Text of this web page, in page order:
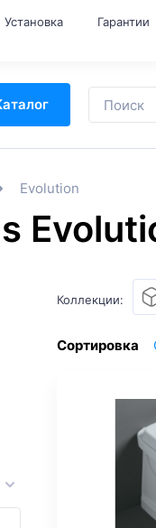
Установка Гарантии
Evolution
Коллекции:
Сортировка